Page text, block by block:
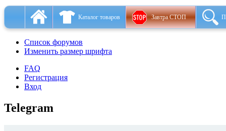
Каталог товаров Завтра СТОП
Список форумов
Изменить размер шрифта
FAQ
Регистрация
Вход
Telegram